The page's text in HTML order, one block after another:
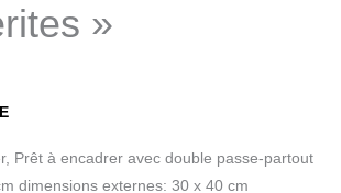
»
Prêt à encadrer avec double passe-partout
dimensions externes: 30 x 40 cm